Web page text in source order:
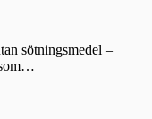
sötningsmedel –
som…